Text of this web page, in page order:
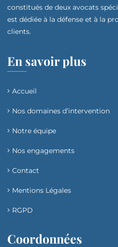
constitués de deux avocats
est dédiée à la défense et à la
clients.
En savoir plus
Accueil
Nos domaines d’intervention​
Notre équipe
Nos engagements
Contact
Mentions Légales
RGPD
Coordonnées